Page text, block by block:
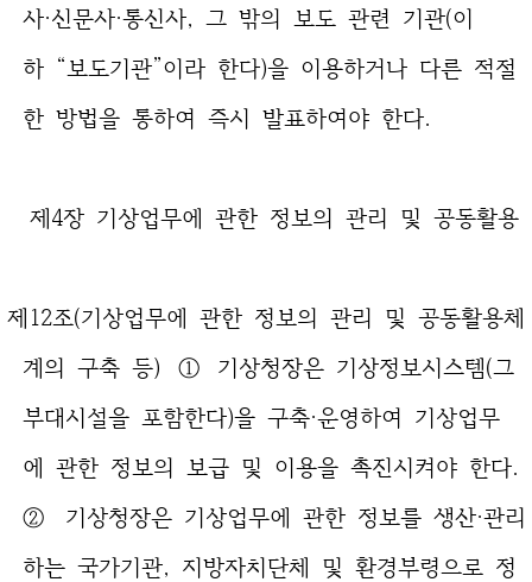
사·신문사·통신사, 그 밖의 보도 관련 기관(이
하 “보도기관”이라 한다)을 이용하거나 다른 적절
한 방법을 통하여 즉시 발표하여야 한다.
제4장 기상업무에 관한 정보의 관리 및 공동활용
제12조(기상업무에 관한 정보의 관리 및 공동활용체
계의 구축 등) ① 기상청장은 기상정보시스템(그
부대시설을 포함한다)을 구축·운영하여 기상업무
에 관한 정보의 보급 및 이용을 촉진시켜야 한다.
② 기상청장은 기상업무에 관한 정보를 생산·관리
하는 국가기관, 지방자치단체 및 환경부령으로 정